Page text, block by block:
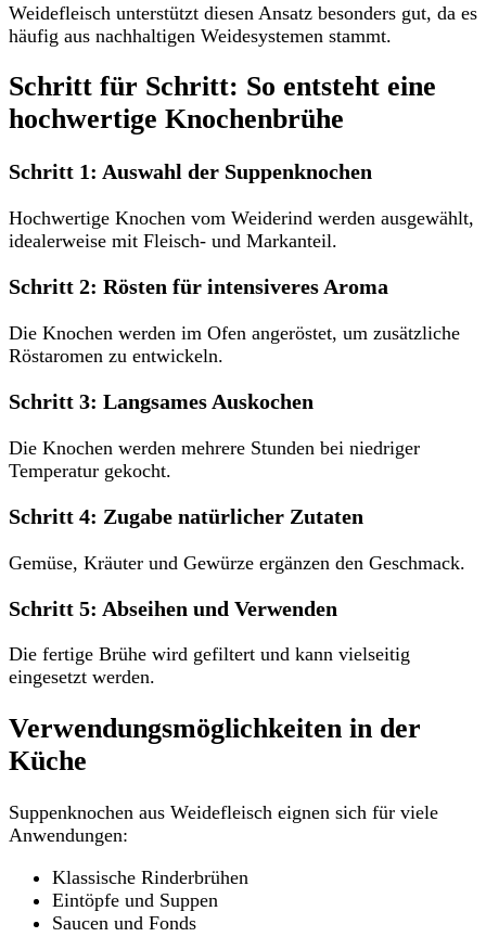
Weidefleisch unterstützt diesen Ansatz besonders gut, da es
häufig aus nachhaltigen Weidesystemen stammt.
Schritt für Schritt: So entsteht eine
hochwertige Knochenbrühe
Schritt 1: Auswahl der Suppenknochen
Hochwertige Knochen vom Weiderind werden ausgewählt,
idealerweise mit Fleisch- und Markanteil.
Schritt 2: Rösten für intensiveres Aroma
Die Knochen werden im Ofen angeröstet, um zusätzliche
Röstaromen zu entwickeln.
Schritt 3: Langsames Auskochen
Die Knochen werden mehrere Stunden bei niedriger
Temperatur gekocht.
Schritt 4: Zugabe natürlicher Zutaten
Gemüse, Kräuter und Gewürze ergänzen den Geschmack.
Schritt 5: Abseihen und Verwenden
Die fertige Brühe wird gefiltert und kann vielseitig
eingesetzt werden.
Verwendungsmöglichkeiten in der
Küche
Suppenknochen aus Weidefleisch eignen sich für viele
Anwendungen:
Klassische Rinderbrühen
Eintöpfe und Suppen
Saucen und Fonds